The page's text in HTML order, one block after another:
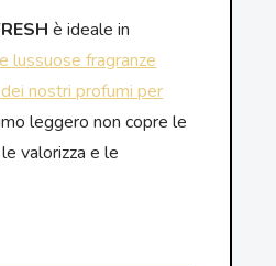
è ideale in
lussuose fragranze
nostri profumi per
leggero non copre le
valorizza e le